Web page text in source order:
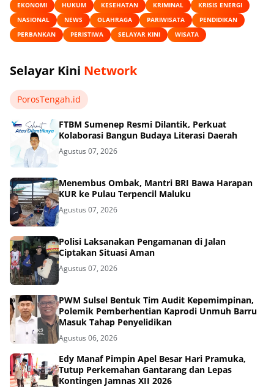
EKONOMI
HUKUM KESEHATAN KRIMINAL
KRISIS ENERGI
NASIONAL
NEWS OLAHRAGA PARIWISATA
PENDIDIKAN
PERBANKAN
PERISTIWA SELAYAR KINI WISATA
Selayar Kini Network
PorosTengah.id
FTBM Sumenep Resmi Dilantik, Perkuat
Kolaborasi Bangun Budaya Literasi Daerah
Agustus 07, 2026
Menembus Ombak, Mantri BRI Bawa Harapan
KUR ke Pulau Terpencil Maluku
Agustus 07, 2026
Polisi Laksanakan Pengamanan di Jalan
Ciptakan Situasi Aman
Agustus 07, 2026
PWM Sulsel Bentuk Tim Audit Kepemimpinan,
Polemik Pemberhentian Kaprodi Unmuh Barru
Masuk Tahap Penyelidikan
Agustus 06, 2026
Edy Manaf Pimpin Apel Besar Hari Pramuka,
Tutup Perkemahan Gantarang dan Lepas
Kontingen Jamnas XII 2026